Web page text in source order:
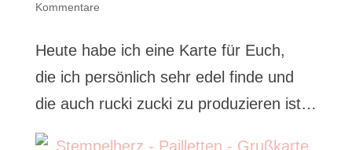
Kommentare
Heute habe ich eine Karte für Euch,
die ich persönlich sehr edel finde und
die auch rucki zucki zu produzieren ist…